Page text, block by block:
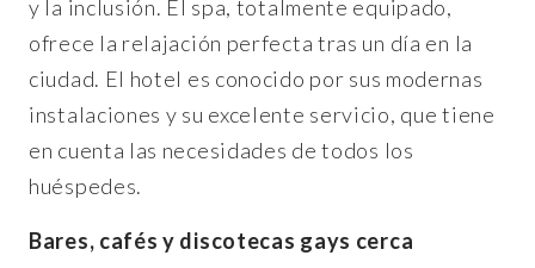
y la inclusión. El spa, totalmente equipado,
ofrece la relajación perfecta tras un día en la
ciudad. El hotel es conocido por sus modernas
instalaciones y su excelente servicio, que tiene
en cuenta las necesidades de todos los
huéspedes.
Bares, cafés y discotecas gays cerca